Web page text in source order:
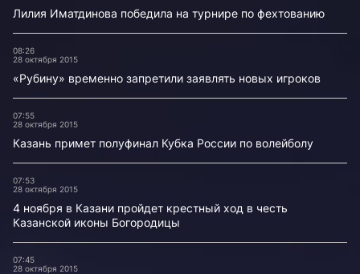
Лилия Иматдинова победила на турнире по фехтованию
08:26
28 октября 2015
«Рубину» временно запретили заявлять новых игроков
07:55
28 октября 2015
Казань примет полуфинал Кубка России по волейболу
07:53
28 октября 2015
4 ноября в Казани пройдет крестный ход в честь
Казанской иконы Богородицы
07:45
28 октября 2015